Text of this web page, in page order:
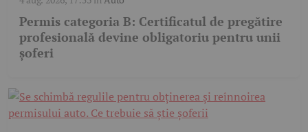
Permis categoria B: Certificatul de pregătire
profesională devine obligatoriu pentru unii
șoferi